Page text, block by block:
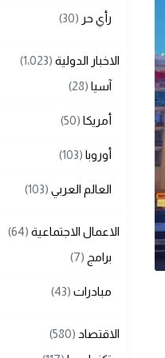
رأي حر (30)
الاخبار الدولية (1٬023)
آسيا (28)
أمريكا (50)
أوروبا (103)
العالم العربي (103)
الاعمال الاجتماعية (64)
برامج (7)
مبادرات (43)
الاقتصاد (580)